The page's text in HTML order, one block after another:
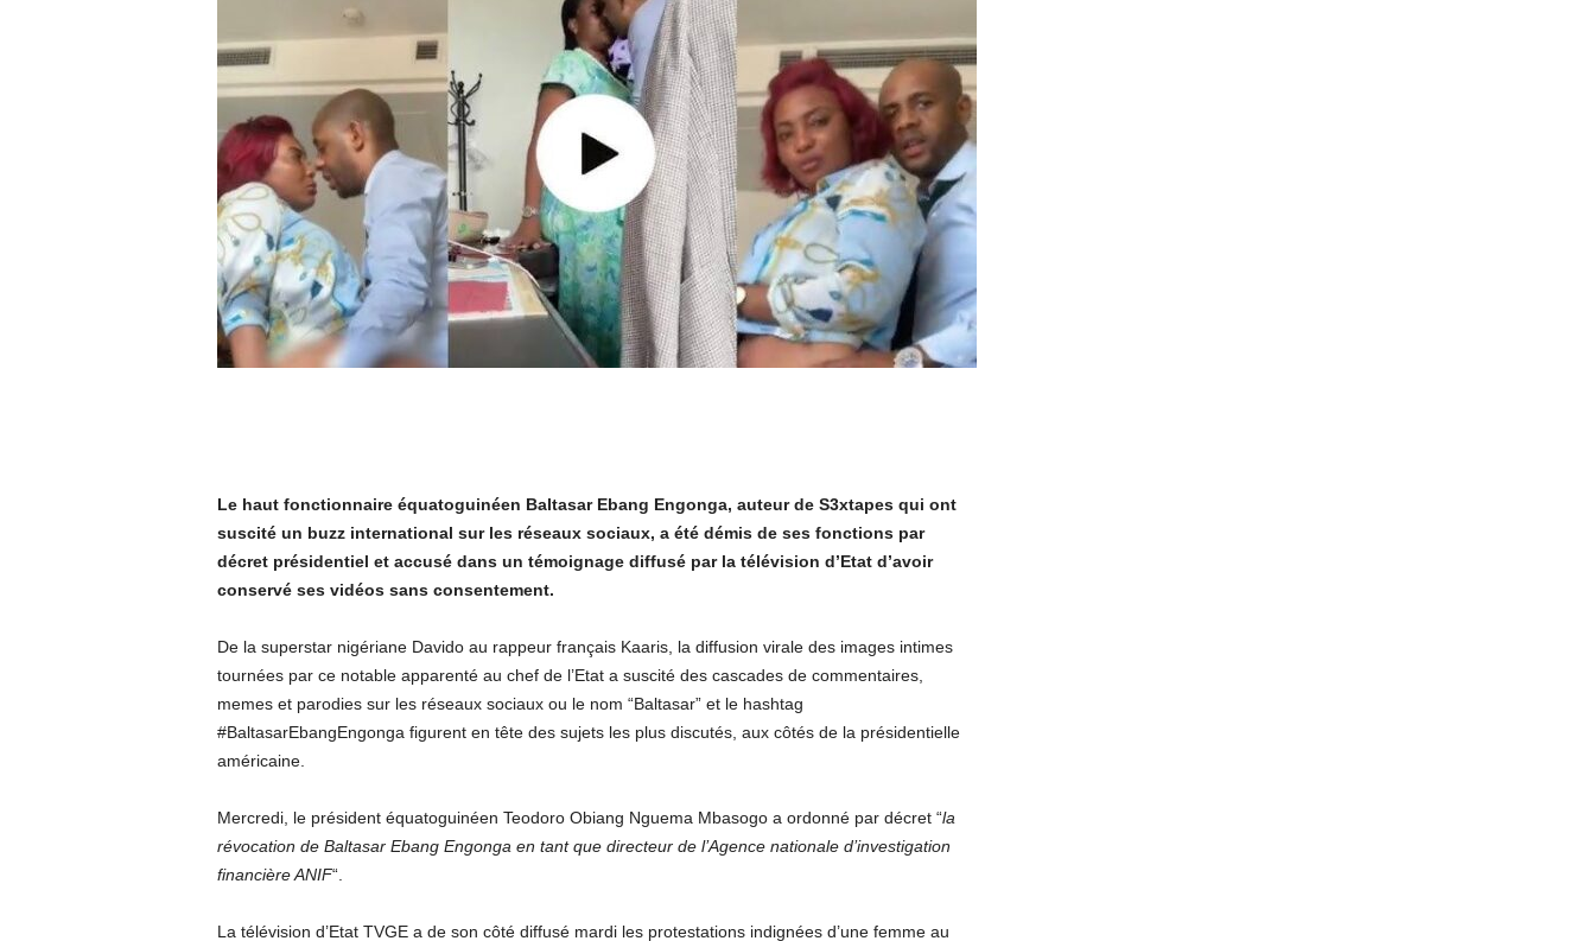
Le haut fonctionnaire équatoguinéen Baltasar Ebang Engonga, auteur de S3xtapes qui ont
suscité un buzz international sur les réseaux sociaux, a été démis de ses fonctions par
décret présidentiel et accusé dans un témoignage diffusé par la télévision d’Etat d’avoir
conservé ses vidéos sans consentement.
De la superstar nigériane Davido au rappeur français Kaaris, la diffusion virale des images intimes
tournées par ce notable apparenté au chef de l’Etat a suscité des cascades de commentaires,
memes et parodies sur les réseaux sociaux ou le nom “Baltasar” et le hashtag
#BaltasarEbangEngonga figurent en tête des sujets les plus discutés, aux côtés de la présidentielle
américaine.
Mercredi, le président équatoguinéen Teodoro Obiang Nguema Mbasogo a ordonné par décret “la
révocation de Baltasar Ebang Engonga en tant que directeur de l’Agence nationale d’investigation
financière ANIF“.
La télévision d’Etat TVGE a de son côté diffusé mardi les protestations indignées d’une femme au